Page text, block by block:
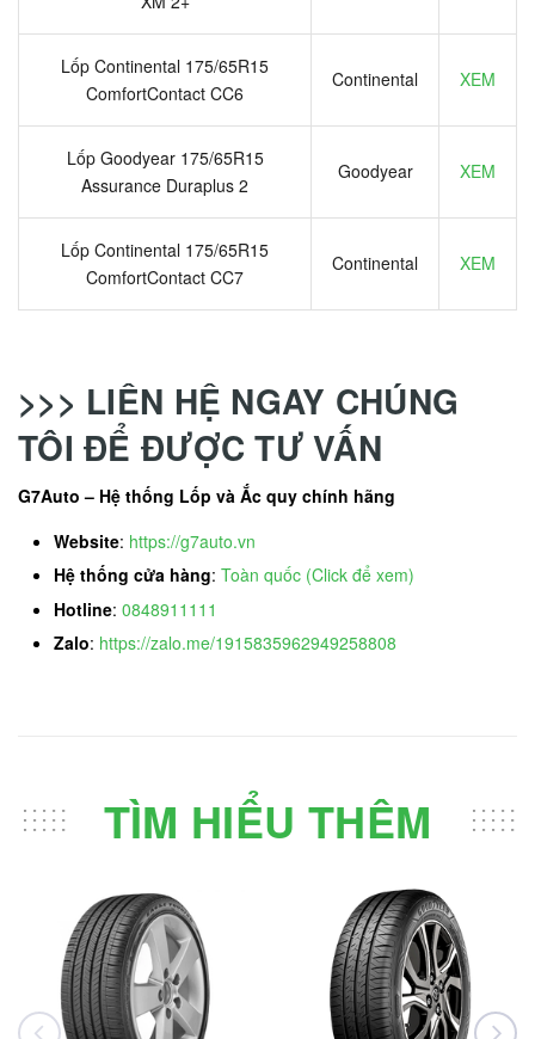
Lốp Continental 175/65R15
ComfortContact CC6
Continental XEM
Lốp Goodyear 175/65R15
Assurance Duraplus 2
Goodyear XEM
Lốp Continental 175/65R15
ComfortContact CC7
Continental XEM
>>> LIÊN HỆ NGAY CHÚNG
TÔI ĐỂ ĐƯỢC TƯ VẤN
G7Auto – Hệ thống Lốp và Ắc quy chính hãng
Website: https://g7auto.vn
Hệ thống cửa hàng: Toàn quốc (Click để xem)
Hotline: 0848911111
Zalo: https://zalo.me/1915835962949258808
TÌM HIỂU THÊM